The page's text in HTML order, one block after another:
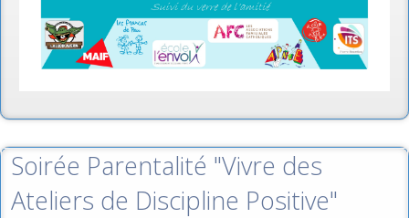
Soirée Parentalité "Vivre des
Ateliers de Discipline Positive"